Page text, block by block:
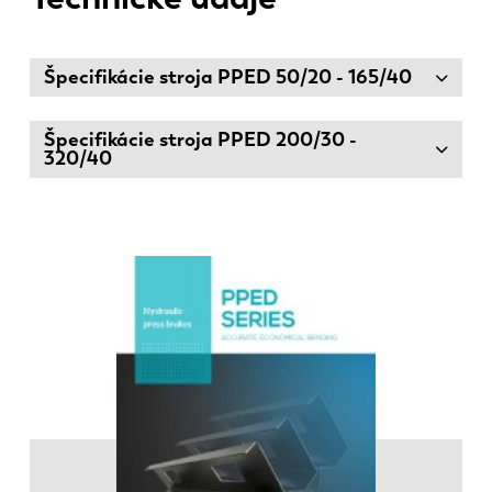
Špecifikácie stroja PPED 50/20 - 165/40
Špecifikácie stroja PPED 200/30 -
320/40
EN NL